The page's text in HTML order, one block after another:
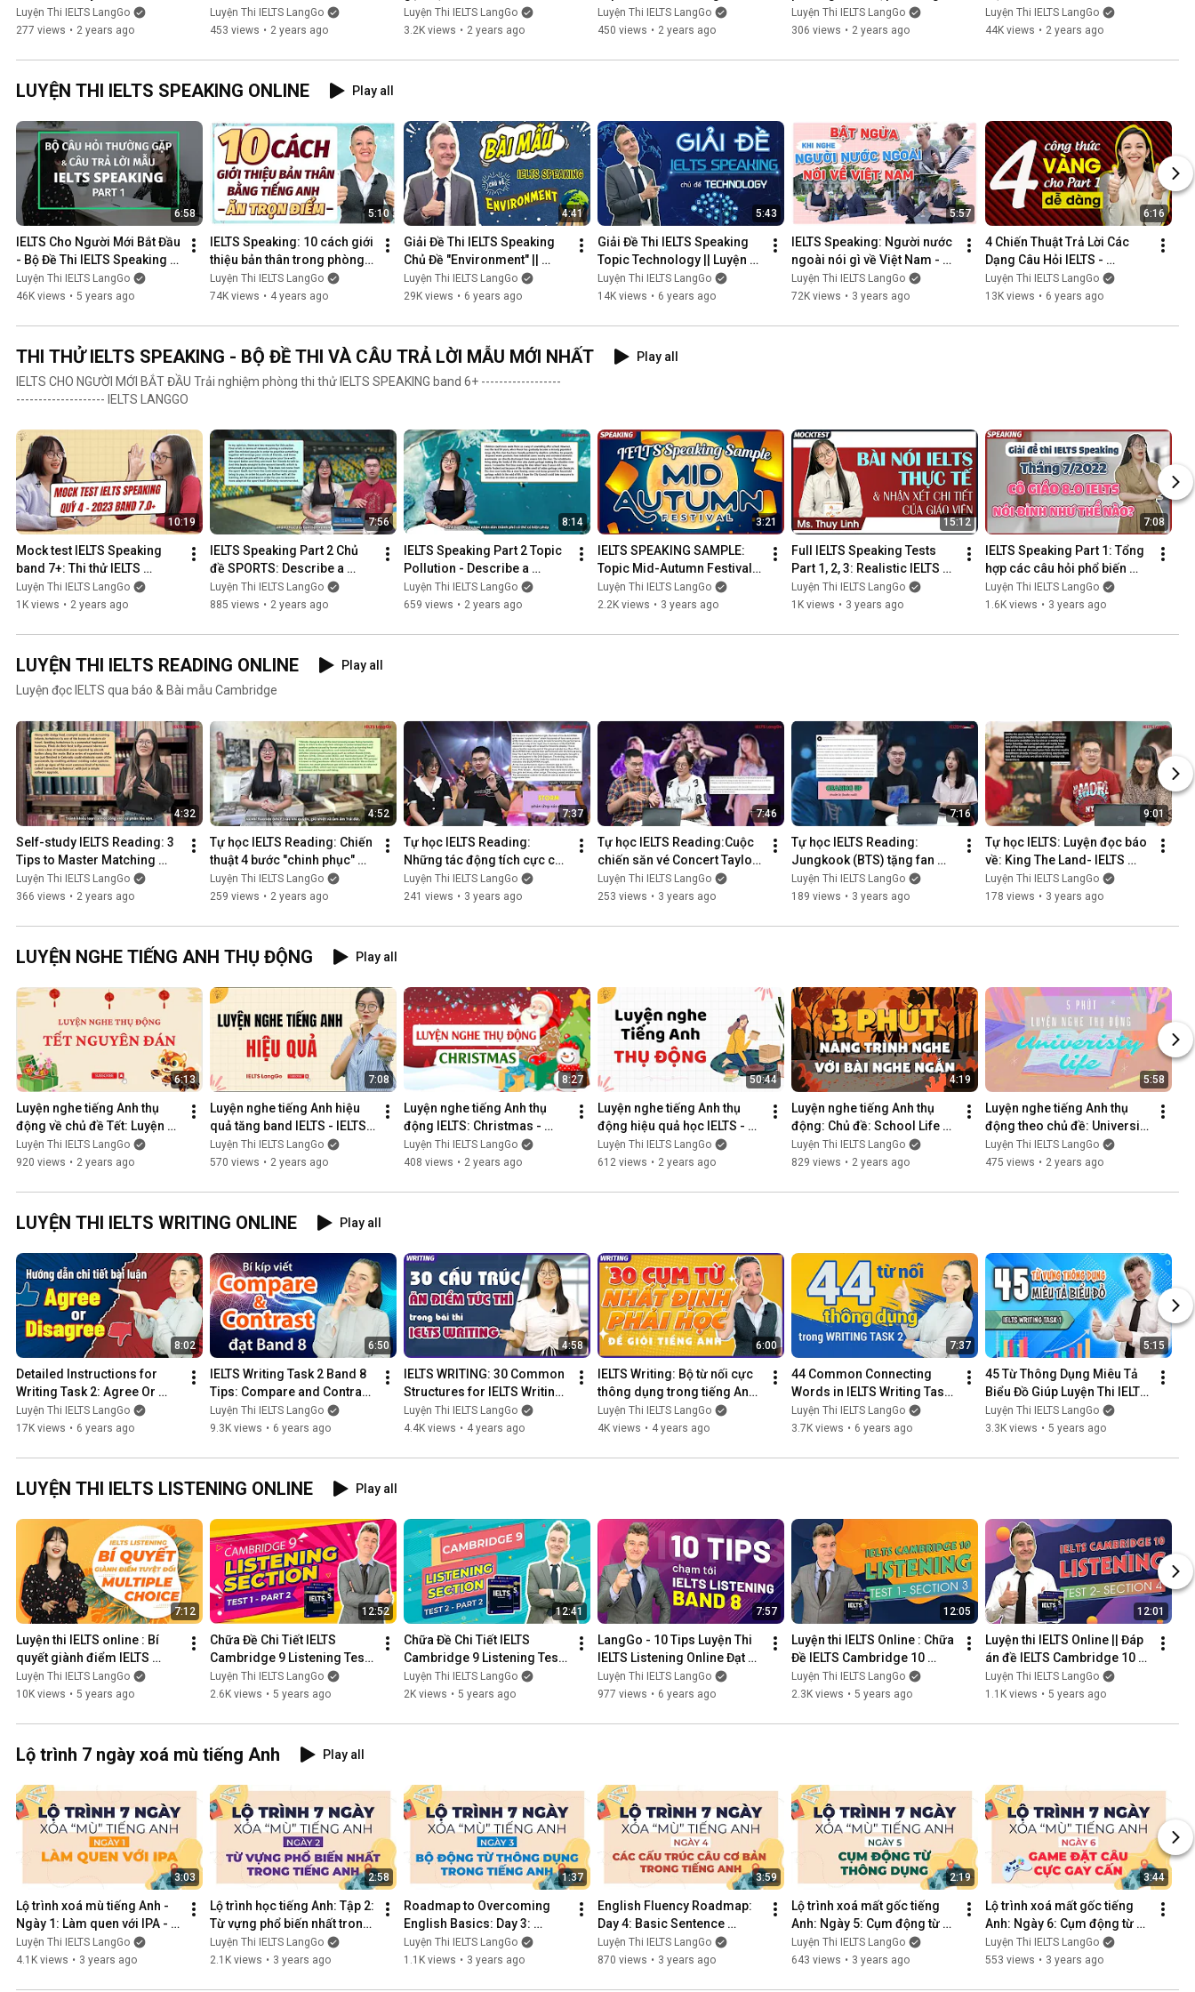
Shine” - IELTS LangGo
Luyện Thi IELTS LangGo
277 views • 2 years ago
IELTS LangGo
Luyện Thi IELTS LangGo
453 views • 2 years ago
tháng
Luyện Thi IELTS LangGo
3.2K views • 2 years ago
Applied to Teaching at IELTS
LangGo
Luyện Thi IELTS LangGo
450 views • 2 years ago
ngữ tư duy vào giảng dạy
như thế nào?
Luyện Thi IELTS LangGo
306 views • 2 years ago
LangGo
Luyện Thi IELTS LangGo
44K views • 2 years ago
LUYỆN THI IELTS SPEAKING ONLINE Play all
6:58
IELTS Cho Người Mới Bắt Đầu
- Bộ Đề Thi IELTS Speaking
Mới Nhất - IELTS LangGo
Luyện Thi IELTS LangGo
46K views • 5 years ago
5:10
IELTS Speaking: 10 cách giới
thiệu bản thân trong phòng
thi IELTS speaking - IELTS
LangGo
Luyện Thi IELTS LangGo
74K views • 4 years ago
4:41
Giải Đề Thi IELTS Speaking
Chủ Đề "Environment" ||
Luyện Thi IELTS Online Hiệu
Quả
Luyện Thi IELTS LangGo
29K views • 6 years ago
5:43
Giải Đề Thi IELTS Speaking
Topic Technology || Luyện
Thi IELTS Online Hiệu Quả -
IELTS LangGo
Luyện Thi IELTS LangGo
14K views • 6 years ago
5:57
IELTS Speaking: Người nước
ngoài nói gì về Việt Nam -
IELTS LangGo
Luyện Thi IELTS LangGo
72K views • 3 years ago
6:16
4 Chiến Thuật Trả Lời Các
Dạng Câu Hỏi IELTS -
Speaking Part 1 || Luyện thi
IELTS Online Hiệu Quả
Luyện Thi IELTS LangGo
13K views • 6 years ago
THI THỬ IELTS SPEAKING - BỘ ĐỀ THI VÀ CÂU TRẢ LỜI MẪU MỚI NHẤT
Play all
IELTS CHO NGƯỜI MỚI BẮT ĐẦU Trải nghiệm phòng thi thử IELTS SPEAKING band 6+ ------------------
-------------------- IELTS LANGGO
10:19
Mock test IELTS Speaking
band 7+: Thi thử IELTS
Speaking mới nhất - IELTS
LangGo
Luyện Thi IELTS LangGo
1K views • 2 years ago
7:56
IELTS Speaking Part 2 Chủ
đề SPORTS: Describe a
Sport which you like to
watch - IELTS LangGo
Luyện Thi IELTS LangGo
885 views • 2 years ago
8:14
IELTS Speaking Part 2 Topic
Pollution - Describe a
polluted place - IELTS
LangGo
Luyện Thi IELTS LangGo
659 views • 2 years ago
3:21
IELTS SPEAKING SAMPLE:
Topic Mid-Autumn Festival -
IELTS LangGo
Luyện Thi IELTS LangGo
2.2K views • 3 years ago
15:12
Full IELTS Speaking Tests
Part 1, 2, 3: Realistic IELTS
exam simulation with newly
updated questi...
Luyện Thi IELTS LangGo
1K views • 3 years ago
7:08
IELTS Speaking Part 1: Tổng
hợp các câu hỏi phổ biến
nhất và mẫu trả lời - IELTS
LangGo
Luyện Thi IELTS LangGo
1.6K views • 3 years ago
LUYỆN THI IELTS READING ONLINE
Play all
Luyện đọc IELTS qua báo & Bài mẫu Cambridge
4:32
Self-study IELTS Reading: 3
Tips to Master Matching
Headings - IELTS LangGo
Luyện Thi IELTS LangGo
366 views • 2 years ago
4:52
Tự học IELTS Reading: Chiến
thuật 4 bước "chinh phục"
câu hỏi MULTIPLE CHOICE -
IELTS LangGo
Luyện Thi IELTS LangGo
259 views • 2 years ago
7:37
Tự học IELTS Reading:
Những tác động tích cực của
BORN PINK World Tour
Hanoi - IELTS LangGo
Luyện Thi IELTS LangGo
241 views • 3 years ago
7:46
Tự học IELTS Reading:Cuộc
chiến săn vé Concert Taylor
Swift tại Singapore - IELTS
LangGo
Luyện Thi IELTS LangGo
253 views • 3 years ago
7:16
Tự học IELTS Reading:
Jungkook (BTS) tặng fan
những gì trong lần debut
solo sắp tới - IELTS LangGo
Luyện Thi IELTS LangGo
189 views • 3 years ago
9:01
Tự học IELTS: Luyện đọc báo
về: King The Land- IELTS
LangGo
Luyện Thi IELTS LangGo
178 views • 3 years ago
LUYỆN NGHE TIẾNG ANH THỤ ĐỘNG Play all
6:13
Luyện nghe tiếng Anh thụ
động về chủ đề Tết: Luyện
nghe IELTS hiệu quả - IELTS
LangGo
Luyện Thi IELTS LangGo
920 views • 2 years ago
7:08
Luyện nghe tiếng Anh hiệu
quả tăng band IELTS - IELTS
LangGo
Luyện Thi IELTS LangGo
570 views • 2 years ago
8:27
Luyện nghe tiếng Anh thụ
động IELTS: Christmas -
Giáng sinh - IELTS LangGo
Luyện Thi IELTS LangGo
408 views • 2 years ago
50:44
Luyện nghe tiếng Anh thụ
động hiệu quả học IELTS -
IELTS LangGo
Luyện Thi IELTS LangGo
612 views • 2 years ago
4:19
Luyện nghe tiếng Anh thụ
động: Chủ đề: School Life
and Multiculturalism - IELTS
LangGo
Luyện Thi IELTS LangGo
829 views • 2 years ago
5:58
Luyện nghe tiếng Anh thụ
động theo chủ đề: University
Life & Friend Talk- IELTS
LangGo
Luyện Thi IELTS LangGo
475 views • 2 years ago
LUYỆN THI IELTS WRITING ONLINE Play all
8:02
Detailed Instructions for
Writing Task 2: Agree Or
Disagree ||Effective IELTS
online test prepara...
Luyện Thi IELTS LangGo
17K views • 6 years ago
6:50
IELTS Writing Task 2 Band 8
Tips: Compare and Contrast
||Effective IELTS online
practice
Luyện Thi IELTS LangGo
9.3K views • 6 years ago
4:58
IELTS WRITING: 30 Common
Structures for IELTS Writing
Task 2 - IELTS LangGo
Luyện Thi IELTS LangGo
4.4K views • 4 years ago
6:00
IELTS Writing: Bộ từ nối cực
thông dụng trong tiếng Anh
- IELTS LangGo
Luyện Thi IELTS LangGo
4K views • 4 years ago
7:37
44 Common Connecting
Words in IELTS Writing Task
2 ||Effective IELTS online
practice
Luyện Thi IELTS LangGo
3.7K views • 6 years ago
5:15
45 Từ Thông Dụng Miêu Tả
Biểu Đồ Giúp Luyện Thi IELTS
Online Hiệu Quả
Luyện Thi IELTS LangGo
3.3K views • 5 years ago
LUYỆN THI IELTS LISTENING ONLINE Play all
7:12
Luyện thi IELTS online : Bí
quyết giành điểm IELTS
Listening band 6 +: Multiple
Choice
Luyện Thi IELTS LangGo
10K views • 5 years ago
12:52
Chữa Đề Chi Tiết IELTS
Cambridge 9 Listening Test
1 Section 2|| Luyện thi IELTS
Online hiệu quả
Luyện Thi IELTS LangGo
2.6K views • 5 years ago
12:41
Chữa Đề Chi Tiết IELTS
Cambridge 9 Listening Test
2 Section 2 || Luyện thi IELTS
Online hiệu quả
Luyện Thi IELTS LangGo
2K views • 5 years ago
7:57
LangGo - 10 Tips Luyện Thi
IELTS Listening Online Đạt
Band 8.0
Luyện Thi IELTS LangGo
977 views • 6 years ago
12:05
Luyện thi IELTS Online : Chữa
Đề IELTS Cambridge 10
Listening Test 1 Section 3
Luyện Thi IELTS LangGo
2.3K views • 5 years ago
12:01
Luyện thi IELTS Online || Đáp
án đề IELTS Cambridge 10
Listening Test 2 Section 4
Luyện Thi IELTS LangGo
1.1K views • 5 years ago
Lộ trình 7 ngày xoá mù tiếng Anh Play all
3:03
Lộ trình xoá mù tiếng Anh -
Ngày 1: Làm quen với IPA -
IELTS LangGo
Luyện Thi IELTS LangGo
4.1K views • 3 years ago
2:58
Lộ trình học tiếng Anh: Tập 2:
Từ vựng phổ biến nhất trong
tiếng Anh - IELTS LangGo
Luyện Thi IELTS LangGo
2.1K views • 3 years ago
1:37
Roadmap to Overcoming
English Basics: Day 3:
Common English Phrasal
Verbs - IELTS LangGo
Luyện Thi IELTS LangGo
1.1K views • 3 years ago
3:59
English Fluency Roadmap:
Day 4: Basic Sentence
Structure in English - IELTS
LangGo
Luyện Thi IELTS LangGo
870 views • 3 years ago
2:19
Lộ trình xoá mất gốc tiếng
Anh: Ngày 5: Cụm động từ
thông dụng trong tiếng Anh
- IELTS LangGo
Luyện Thi IELTS LangGo
643 views • 3 years ago
3:44
Lộ trình xoá mất gốc tiếng
Anh: Ngày 6: Cụm động từ
thông dụng - IELTS LangGo
Luyện Thi IELTS LangGo
553 views • 3 years ago